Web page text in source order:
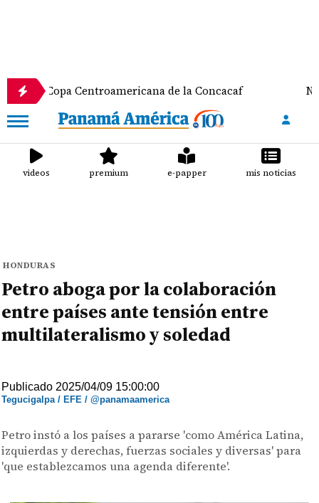
Centroamericana de la Concacaf Nathalee
videos premium e-papper mis noticias
HONDURAS
Petro aboga por la colaboración
entre países ante tensión entre
multilateralismo y soledad
Publicado 2025/04/09 15:00:00
Tegucigalpa / EFE / @panamaamerica
Petro instó a los países a pararse 'como América Latina,
izquierdas y derechas, fuerzas sociales y diversas' para
'que establezcamos una agenda diferente'.